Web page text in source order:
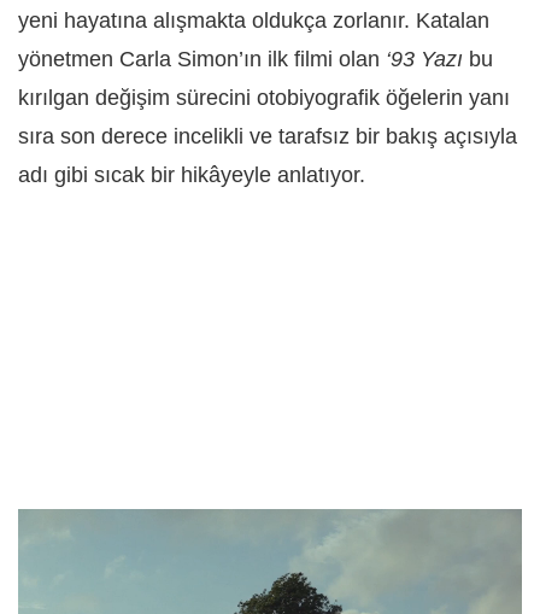
yeni hayatına alışmakta oldukça zorlanır. Katalan
yönetmen Carla Simon’ın ilk filmi olan ‘93 Yazı bu
kırılgan değişim sürecini otobiyografik öğelerin yanı
sıra son derece incelikli ve tarafsız bir bakış açısıyla
adı gibi sıcak bir hikâyeyle anlatıyor.